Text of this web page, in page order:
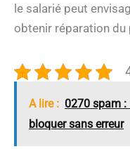
le salarié peut
obtenir réparation du
A lire : 0270 spam :
bloquer sans erreur